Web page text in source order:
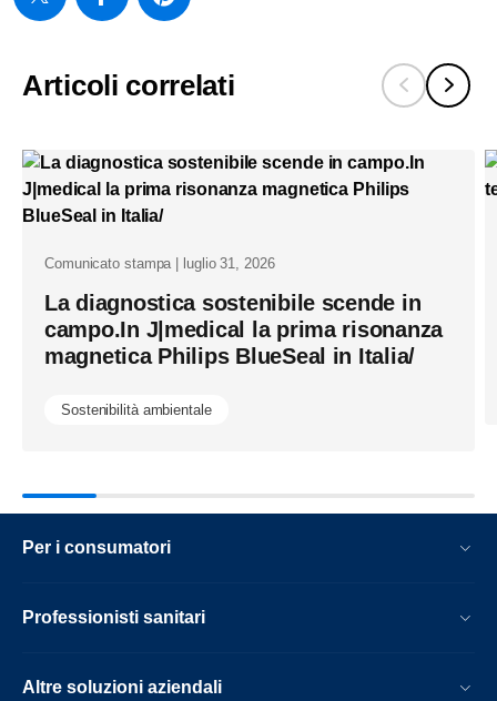
Articoli correlati
Comunicato stampa | luglio 31, 2026
La diagnostica sostenibile scende in
campo.In J|medical la prima risonanza
magnetica Philips BlueSeal in Italia/
Sostenibilità ambientale
Per i consumatori
Professionisti sanitari
Altre soluzioni aziendali